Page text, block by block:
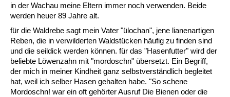
in der Wachau meine Eltern immer noch verwenden. Beide
werden heuer 89 Jahre alt.
für die Waldrebe sagt mein Vater "ülochan", jene lianenartigen
Reben, die in verwilderten Waldstücken häufig zu finden sind
und die seildick werden können. für das "Hasenfutter" wird der
beliebte Löwenzahn mit "mordoschn" übersetzt. Ein Begriff,
der mich in meiner Kindheit ganz selbstverständlich begleitet
hat, weil ich selber Hasen gehalten habe. "So schene
Mordoschn! war ein oft gehörter Ausruf Die Bienen oder die